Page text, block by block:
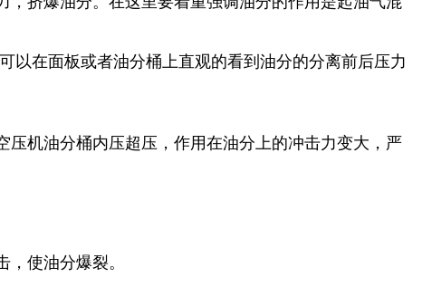
以在面板或者油分桶上直观的看到油分的分离前后压力
机油分桶内压超压，作用在油分上的冲击力变大，严
使油分爆裂。